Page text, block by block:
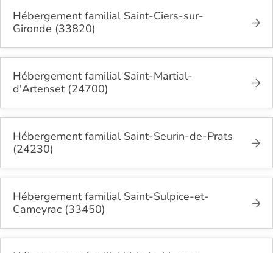
Hébergement familial Saint-Ciers-sur-
Gironde (33820)
Hébergement familial Saint-Martial-
d'Artenset (24700)
Hébergement familial Saint-Seurin-de-Prats
(24230)
Hébergement familial Saint-Sulpice-et-
Cameyrac (33450)